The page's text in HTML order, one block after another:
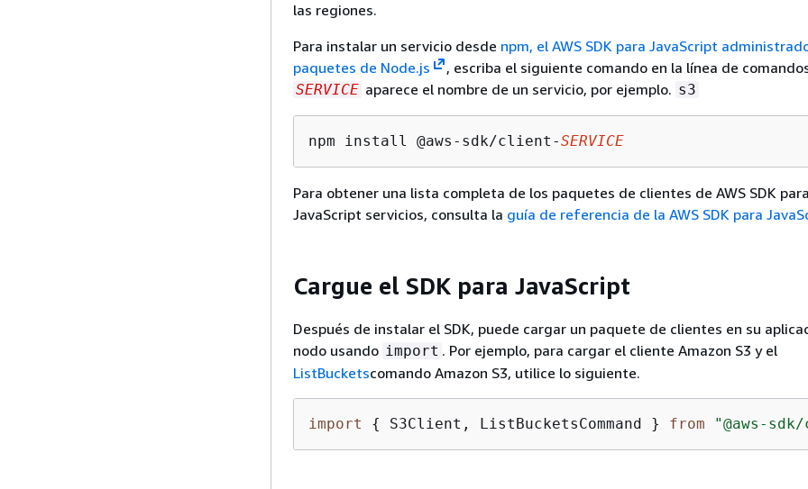
las regiones.
Para instalar un servicio desde npm, el AWS SDK para JavaScript
paquetes de Node.js
, escriba el siguiente comando en la línea de
SERVICE aparece el nombre de un servicio, por ejemplo. s3
npm install @aws-sdk/client-SERVICE
Para obtener una lista completa de los paquetes de clientes de AWS SDK para
JavaScript servicios, consulta la guía de referencia de la AWS SDK para
Cargue el SDK para JavaScript
Después de instalar el SDK, puede cargar un paquete de clientes en su
nodo usando import . Por ejemplo, para cargar el cliente Amazon S3 y el
ListBucketscomando Amazon S3, utilice lo siguiente.
import { S3Client, ListBucketsCommand } from "@aws-